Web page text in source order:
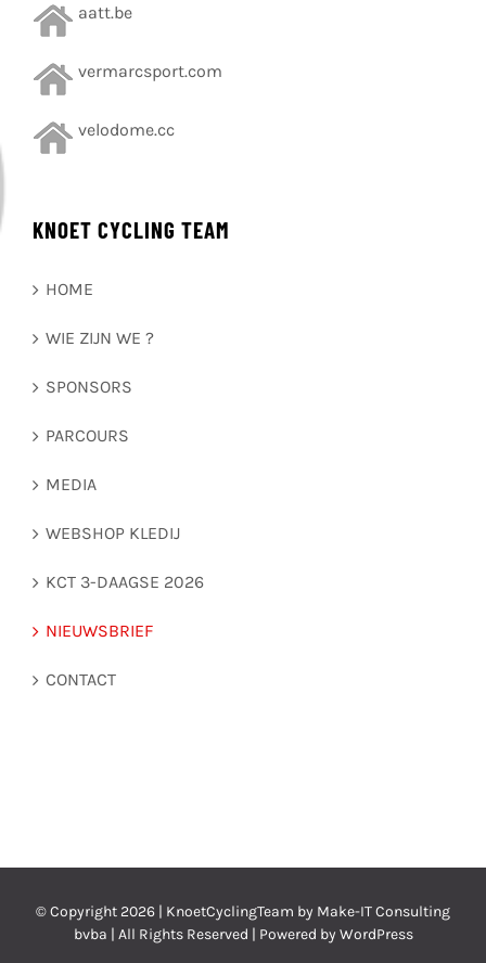
aatt.be
vermarcsport.com
velodome.cc
KNOET CYCLING TEAM
HOME
WIE ZIJN WE ?
SPONSORS
PARCOURS
MEDIA
WEBSHOP KLEDIJ
KCT 3-DAAGSE 2026
NIEUWSBRIEF
CONTACT
© Copyright 2026 | KnoetCyclingTeam by Make-IT Consulting
bvba | All Rights Reserved | Powered by WordPress